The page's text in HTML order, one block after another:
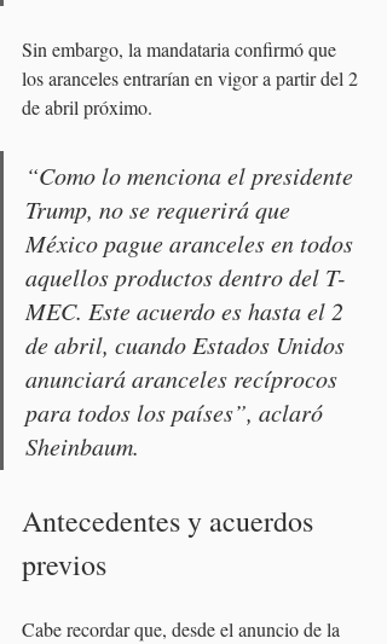
Sin embargo, la mandataria confirmó que
los aranceles entrarían en vigor a partir del 2
de abril próximo.
“Como lo menciona el presidente
Trump, no se requerirá que
México pague aranceles en todos
aquellos productos dentro del T-
MEC. Este acuerdo es hasta el 2
de abril, cuando Estados Unidos
anunciará aranceles recíprocos
para todos los países”, aclaró
Sheinbaum.
Antecedentes y acuerdos
previos
Cabe recordar que, desde el anuncio de la